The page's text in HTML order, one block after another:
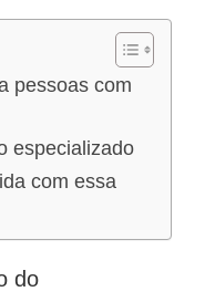
pessoas com
especializado
com essa
do